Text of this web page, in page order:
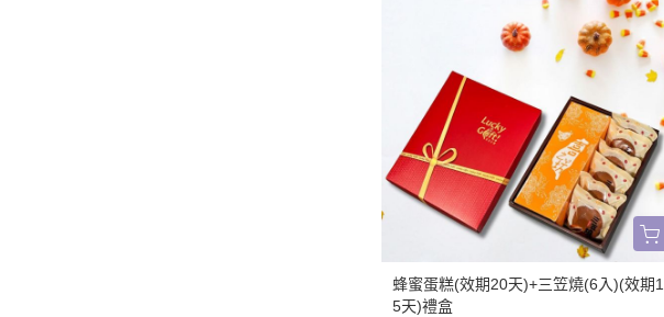
蜂蜜蛋糕(效期20天)+三笠燒(6入)(效期1
5天)禮盒